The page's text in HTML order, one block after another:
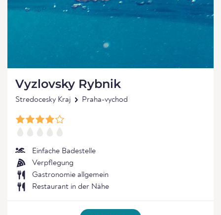
Vyzlovsky Rybnik
Stredocesky Kraj Praha-vychod
Einfache Badestelle
Verpflegung
Gastronomie allgemein
Restaurant in der Nähe